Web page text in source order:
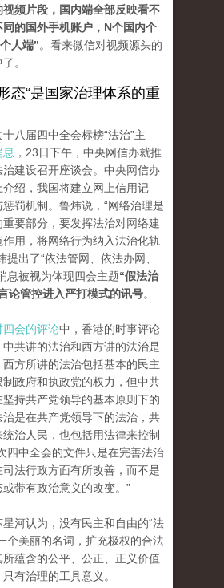
视频片段，国内端全部反映看不
的国外手机账户，N个国内个
人端”。看来微信对视频源头的
。
态“是国家治理体系的重
八届四中全会标榜“法治”主
息 ，23日下午，中央网信办就推
建设召开座谈会。中央网信办
介绍，我国将建立网上信用记
罚机制。鲁炜说，“网络治理是
重要部分，要发挥法治对网络建
用，将网络行为纳入法治化轨
提出了“依法管网、依法办网、
息被视为体现四会主题“假法治
论管控进入严打模式的讯号。
四会的评论中，香港的时事评论
中共讲的法治和西方讲的法治是
方所讲的法治包括基本的民主
制政府和执政党的权力，但中共
持共产党领导的基本原则下的
是在共产党领导下的法治，共
治人民，也包括用法律来控制
四中全会的文件只是在完善法治
法行政方面有所改善，而不是
带有政治意义的改变。”
河认为，没有民主和自由的“法
个美丽的名词，扩充极权的合法
蕴含的公平、公正、正义价值
有治理的工具意义。